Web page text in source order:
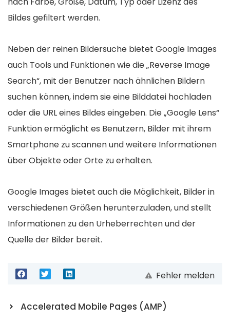
Bildes gefiltert werden.
Neben der reinen Bildersuche bietet Google Images
auch Tools und Funktionen wie die „Reverse Image
Search“, mit der Benutzer nach ähnlichen Bildern
suchen können, indem sie eine Bilddatei hochladen
oder die URL eines Bildes eingeben. Die „Google Lens“
Funktion ermöglicht es Benutzern, Bilder mit ihrem
Smartphone zu scannen und weitere Informationen
über Objekte oder Orte zu erhalten.
Google Images bietet auch die Möglichkeit, Bilder in
verschiedenen Größen herunterzuladen, und stellt
Informationen zu den Urheberrechten und der
Quelle der Bilder bereit.
Fehler melden
Accelerated Mobile Pages (AMP)